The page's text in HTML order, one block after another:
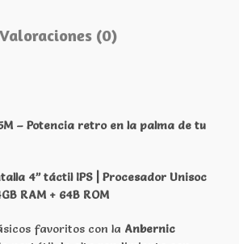
Valoraciones (0)
– Potencia retro en la palma de tu
4” táctil IPS | Procesador Unisoc
RAM + 64B ROM
favoritos con la Anbernic